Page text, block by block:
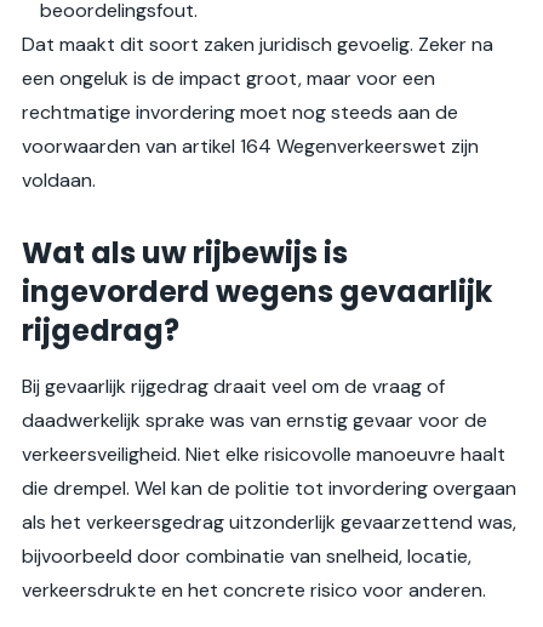
beoordelingsfout.
Dat maakt dit soort zaken juridisch gevoelig. Zeker na
een ongeluk is de impact groot, maar voor een
rechtmatige invordering moet nog steeds aan de
voorwaarden van artikel 164 Wegenverkeerswet zijn
voldaan.
Wat als uw rijbewijs is
ingevorderd wegens gevaarlijk
rijgedrag?
Bij gevaarlijk rijgedrag draait veel om de vraag of
daadwerkelijk sprake was van ernstig gevaar voor de
verkeersveiligheid. Niet elke risicovolle manoeuvre haalt
die drempel. Wel kan de politie tot invordering overgaan
als het verkeersgedrag uitzonderlijk gevaarzettend was,
bijvoorbeeld door combinatie van snelheid, locatie,
verkeersdrukte en het concrete risico voor anderen.